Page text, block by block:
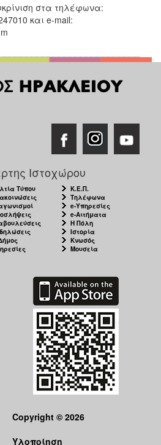
στα τηλέφωνα:
και e-mail:
Ιστοχώρου
Τύπου
Κ.Ε.Π.
Τηλέφωνα
e-Υπηρεσίες
e-Αιτήματα
Η Πόλη
Ιστορία
Κνωσός
Μουσεία
Copyright © 2026
Υλοποίηση